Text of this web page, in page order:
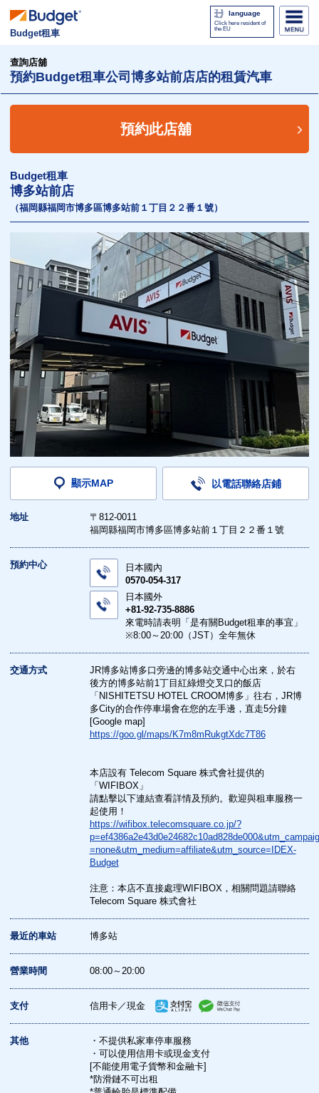
Budget租車
language
Click here resident of
the EU
查詢店舖
預約Budget租車公司博多站前店店的租賃汽車
預約此店舖
Budget租車
博多站前店
（福岡縣福岡市博多區博多站前１丁目２２番１號）
顯示MAP 以電話聯絡店鋪
地址
〒812-0011
福岡縣福岡市博多區博多站前１丁目２２番１號
預約中心
日本國內
0570-054-317
日本國外
+81-92-735-8886
來電時請表明「是有關Budget租車的事宜」
※8:00～20:00（JST）全年無休
交通方式
JR博多站博多口旁邊的博多站交通中心出來，於右
後方的博多站前1丁目紅綠燈交叉口的飯店
「NISHITETSU HOTEL CROOM博多」往右，JR博
多City的合作停車場會在您的左手邊，直走5分鐘
[Google map]
https://goo.gl/maps/K7m8mRukgtXdc7T86
本店設有 Telecom Square 株式會社提供的
「WIFIBOX」
請點擊以下連結查看詳情及預約。歡迎與租車服務一
起使用！
https://wifibox.telecomsquare.co.jp/?
=none&utm_medium=affiliate&utm_source=IDEX-
Budget
注意：本店不直接處理WIFIBOX，相關問題請聯絡
Telecom Square 株式會社
最近的車站 博多站
營業時間 08:00～20:00
支付 信用卡／現金
其他
・不提供私家車停車服務
・可以使用信用卡或現金支付
[不能使用電子貨幣和金融卡]
*防滑鏈不可出租